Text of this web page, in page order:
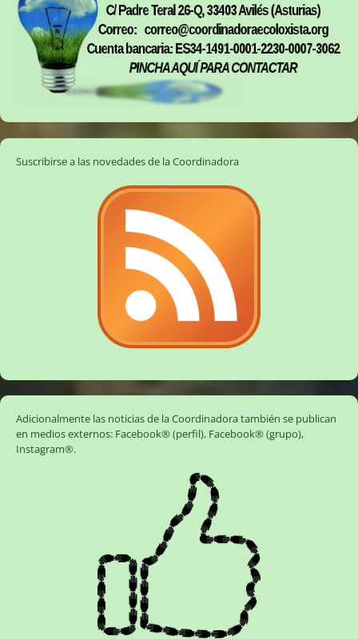
Suscribirse a las novedades de la Coordinadora
Adicionalmente las noticias de la Coordinadora también se publican
en medios externos: Facebook® (perfil), Facebook® (grupo),
Instagram®.